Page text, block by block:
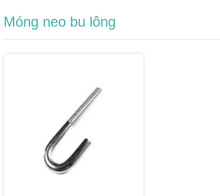
Móng neo bu lông